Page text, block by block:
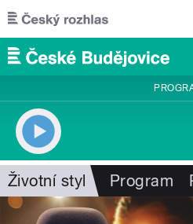
Přejít k hlavnímu obsahu
Životní styl Program